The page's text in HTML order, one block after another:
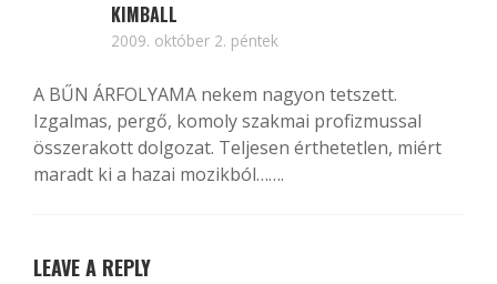
KIMBALL
2009. október 2. péntek
A BŰN ÁRFOLYAMA nekem nagyon tetszett.
Izgalmas, pergő, komoly szakmai profizmussal
összerakott dolgozat. Teljesen érthetetlen, miért
maradt ki a hazai mozikból…….
LEAVE A REPLY